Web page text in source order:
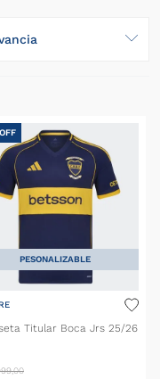
PESONALIZABLE
OFF
Titular Boca Jrs 25/26
,00